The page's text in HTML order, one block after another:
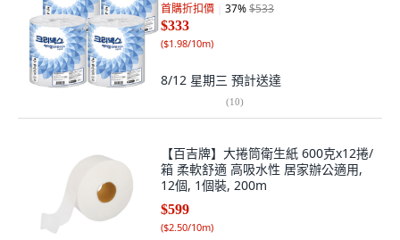
首購折扣價 37%$533
$333
($1.98/10m)
8/12 星期三 預計送達
(10)
【百吉牌】大捲筒衛生紙 600克x12捲/
箱 柔軟舒適 高吸水性 居家辦公適用,
12個, 1個裝, 200m
$599
($2.50/10m)